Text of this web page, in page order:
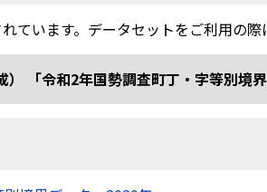
ています。データセットをご利用の
） 「令和2年国勢調査町丁・字等別